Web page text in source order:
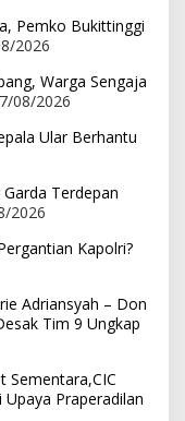
Pemko Bukittinggi
2026
Warga Sengaja
08/2026
Ular Berhantu
Terdepan
2026
Kapolri?
Adriansyah – Don
Tim 9 Ungkap
Sementara,CIC
Praperadilan